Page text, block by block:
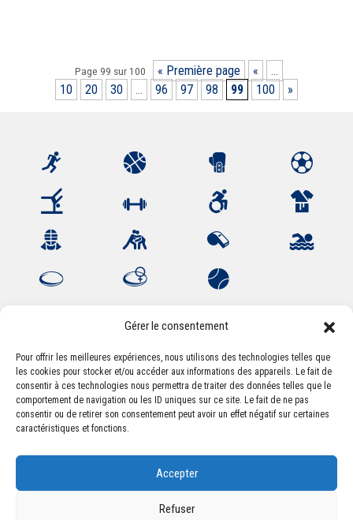
Gérer le consentement
Pour offrir les meilleures expériences, nous utilisons des technologies telles que
les cookies pour stocker et/ou accéder aux informations des appareils. Le fait de
consentir à ces technologies nous permettra de traiter des données telles que le
comportement de navigation ou les ID uniques sur ce site. Le fait de ne pas
consentir ou de retirer son consentement peut avoir un effet négatif sur certaines
caractéristiques et fonctions.
Accepter
Refuser
Page 99 sur 100 « Première page «
…
10
20 30 … 96 97 98 99 100 »
Association Sportive Montferrandaise
84, boulevard Léon Jouhaux
CS 80221 - 63021 Clermont-Ferrand Cedex 2
accueil@asm-omnisports.com